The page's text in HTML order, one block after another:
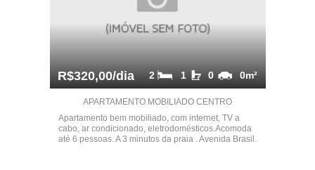
R$320,00/dia 0m²
0
1
2
APARTAMENTO MOBILIADO CENTRO
Apartamento bem mobiliado, com internet, TV a
cabo, ar condicionado, eletrodomésticos.Acomoda
até 6 pessoas. A 3 minutos da praia . Avenida Brasil.